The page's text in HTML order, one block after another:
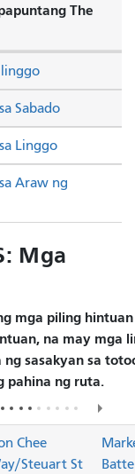
The
Sabado
Linggo
Araw ng
Mga
mga piling
na may mga
sasakyan sa
pahina ng ruta.
Chee
Steuart St